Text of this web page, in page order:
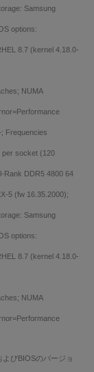
Samsung
options:
8.7 (kernel 4.18.0-
NUMA
Frequencies
per socket (120
Rank DDR5 4800 64
5 (fw 16.35.2000);
Samsung
options:
8.7 (kernel 4.18.0-
NUMA
びBIOSのバージョ